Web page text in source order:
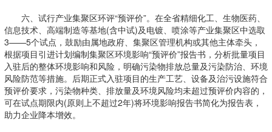
六、试行产业集聚区环评“预评价”。在全省精细化工、生物医药、
信息技术、高端制造等基地(含中试)及电镀、喷涂等产业集聚区中选取
3——5个试点，鼓励由属地政府、集聚区管理机构或其他主体牵头，
根据项目引进计划编制集聚区环境影响“预评价”报告书，分析批量项目
入驻后的整体环境影响和风险，明确污染物排放总量及污染防治、环境
风险防范等措施。后期正式入驻项目的生产工艺、设备及治污设施符合
预评价要求，污染物种类、排放量及环境风险均未超过预评价内容的，
可在试点期限内(原则上不超过2年)将环境影响报告书简化为报告表，
助力企业降本增效。